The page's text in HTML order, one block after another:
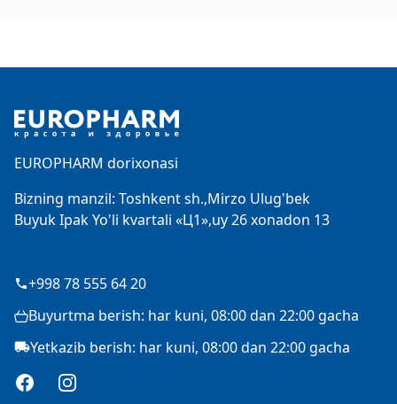
EUROPHARM dorixonasi
Bizning manzil: Toshkent sh.,Mirzo Ulug'bek
Buyuk Ipak Yo'li kvartali «Ц1»,uy 26 xonadon 13
+998 78 555 64 20
Buyurtma berish: har kuni, 08:00 dan 22:00 gacha
Yetkazib berish: har kuni, 08:00 dan 22:00 gacha
FacebookInstagram